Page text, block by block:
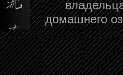
домашнего